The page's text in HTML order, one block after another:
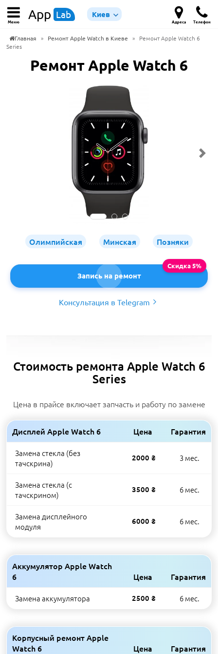
Меню App Lab Киев
Адреса Телефон
Главная » Ремонт Apple Watch в Киеве »
Ремонт Apple Watch 6
Series
Ремонт Apple Watch 6
Олимпийская Минская Позняки
Запись на ремонт
Консультация в Telegram
Стоимость ремонта Apple Watch 6
Series
Цена в прайсе включает запчасть и работу по замене
Дисплей Apple Watch 6 Цена Гарантия
Замена стекла (без
тачскрина)
2000 ₴ 3 мес.
Замена стекла (с
тачскрином)
3500 ₴ 6 мес.
Замена дисплейного
модуля
6000 ₴ 6 мес.
Аккумулятор Apple Watch
6
Цена Гарантия
Замена аккумулятора 2500 ₴ 6 мес.
Корпусный ремонт Apple
Watch 6
Цена Гарантия